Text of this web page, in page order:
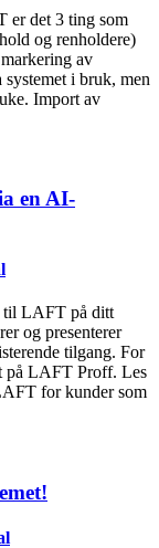
er det 3 ting som
og renholdere)
av
i bruk, men
Import av
en AI-
til LAFT på ditt
og presenterer
tilgang. For
på LAFT Proff. Les
for kunder som